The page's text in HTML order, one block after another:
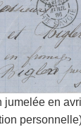
jumelée en